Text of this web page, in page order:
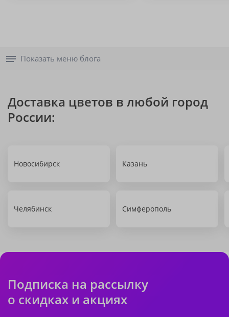
Показать меню блога
Доставка цветов в любой город
России:
Новосибирск Казань
Челябинск Симферополь
Подписка на рассылку
о скидках и акциях